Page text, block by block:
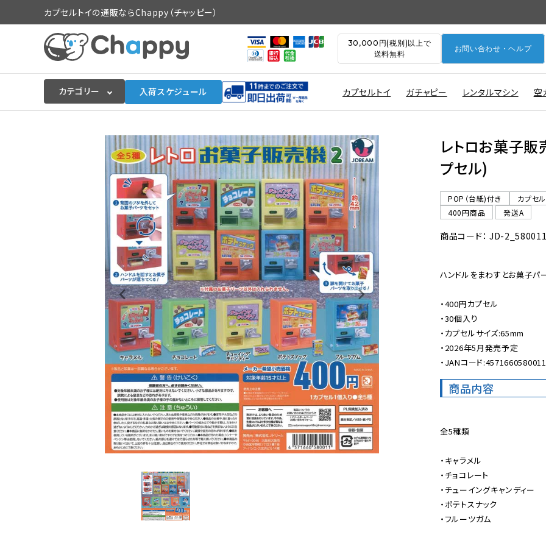
カプセルトイの通販ならChappy（チャッピー）
30,000円(税別)以上で
送料無料
お問い合わせ・ヘルプ
カテゴリー 入荷スケジュール カプセルトイ ガチャピー レンタルマシン 空
入荷スケジュールをチェック
カプセルトイマシン本体
販促用空カプセル
販促用カプセルトイ
よくあるご質問
ご利用ガイド
06-6282-7659
レトロお菓子
プセル)
POP（台紙)付き
カプセ
400円商品
発送A
商品コード： JD-2_580011
ハンドルをまわすとお菓子パ
・400円カプセル
・30個入り
・カプセルサイズ:65mm
・2026年5月発売予定
・JANコード:4571660580011
商品内容
全5種類
・キャラメル
・チョコレート
・チューイングキャンディー
・ポテトスナック
・フルーツガム